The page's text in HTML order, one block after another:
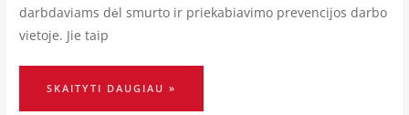
darbdaviams dėl smurto ir priekabiavimo prevencijos darbo
vietoje. Jie taip
SKAITYTI DAUGIAU »